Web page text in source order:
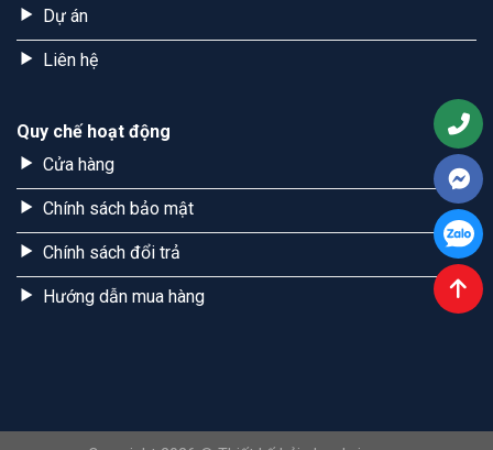
Dự án
Liên hệ
Quy chế hoạt động
Cửa hàng
Chính sách bảo mật
Chính sách đổi trả
Hướng dẫn mua hàng